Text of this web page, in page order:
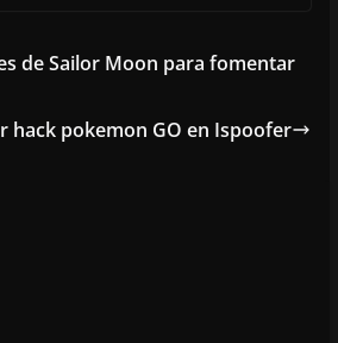
de Sailor Moon para fomentar
hack pokemon GO en Ispoofer